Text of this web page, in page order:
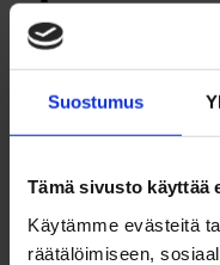
Suostumus
Tämä sivusto käyttää
Käytämme evästeitä
räätälöimiseen,
Kela saa
veronalaisista
ollut liikaa. Jos
takaisinperintä, ja